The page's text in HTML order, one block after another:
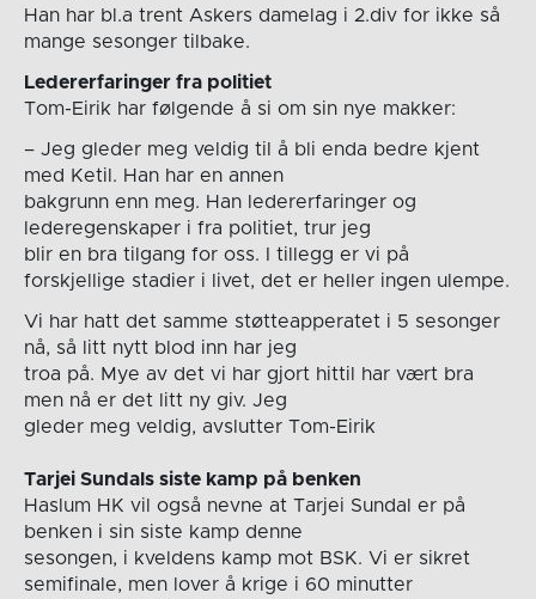
Han har bl.a trent Askers damelag i 2.div for ikke så
mange sesonger tilbake.
Ledererfaringer fra politiet
Tom-Eirik har følgende å si om sin nye makker:
– Jeg gleder meg veldig til å bli enda bedre kjent
med Ketil. Han har en annen
bakgrunn enn meg. Han ledererfaringer og
lederegenskaper i fra politiet, trur jeg
blir en bra tilgang for oss. I tillegg er vi på
forskjellige stadier i livet, det er heller ingen ulempe.
Vi har hatt det samme støtteapperatet i 5 sesonger
nå, så litt nytt blod inn har jeg
troa på. Mye av det vi har gjort hittil har vært bra
men nå er det litt ny giv. Jeg
gleder meg veldig, avslutter Tom-Eirik
Tarjei Sundals siste kamp på benken
Haslum HK vil også nevne at Tarjei Sundal er på
benken i sin siste kamp denne
sesongen, i kveldens kamp mot BSK. Vi er sikret
semifinale, men lover å krige i 60 minutter